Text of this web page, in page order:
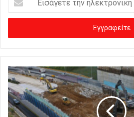
σ
γ
ε
ε
τ
η
ν
η